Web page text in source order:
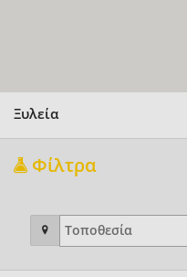
Ξυλεία
Φίλτρα